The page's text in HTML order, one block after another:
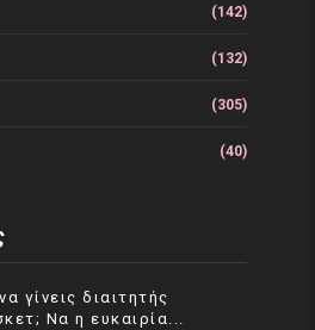
(142)
(132)
(305)
(40)
γίνεις διαιτητής
Να η ευκαιρία...